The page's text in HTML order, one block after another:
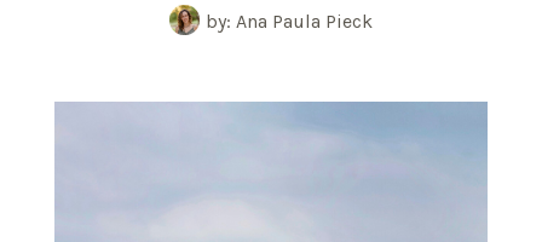
by: Ana Paula Pieck